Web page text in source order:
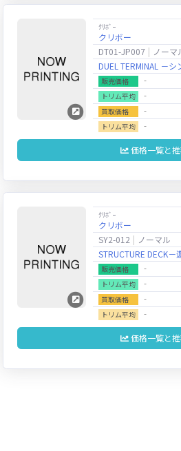
ｸﾘﾎﾞｰ
クリボー
DT01-JP007
ノーマ
DUEL TERMINAL －
販売価格 ‐
トリム平均 ‐
買取価格 ‐
トリム平均 ‐
価格一覧と
ｸﾘﾎﾞｰ
クリボー
SY2-012
ノーマル
STRUCTURE DECK
販売価格 ‐
トリム平均 ‐
買取価格 ‐
トリム平均 ‐
価格一覧と